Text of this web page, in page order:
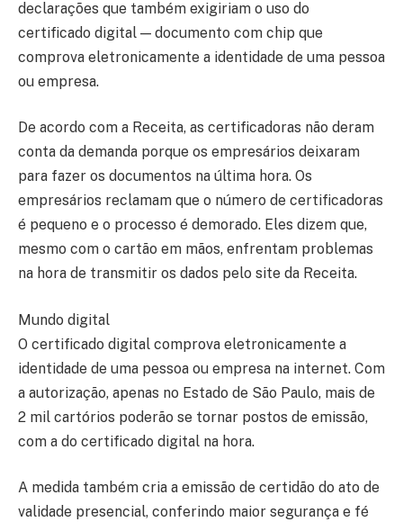
declarações que também exigiriam o uso do
certificado digital — documento com chip que
comprova eletronicamente a identidade de uma pessoa
ou empresa.
De acordo com a Receita, as certificadoras não deram
conta da demanda porque os empresários deixaram
para fazer os documentos na última hora. Os
empresários reclamam que o número de certificadoras
é pequeno e o processo é demorado. Eles dizem que,
mesmo com o cartão em mãos, enfrentam problemas
na hora de transmitir os dados pelo site da Receita.
Mundo digital
O certificado digital comprova eletronicamente a
identidade de uma pessoa ou empresa na internet. Com
a autorização, apenas no Estado de São Paulo, mais de
2 mil cartórios poderão se tornar postos de emissão,
com a do certificado digital na hora.
A medida também cria a emissão de certidão do ato de
validade presencial, conferindo maior segurança e fé